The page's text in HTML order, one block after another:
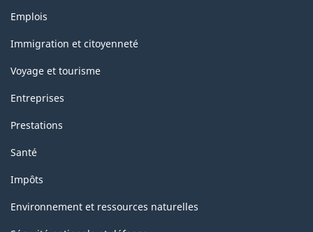
-
Structure
la
classification
Thèmes
sujets
Emplois
Immigration et citoyenneté
Voyage et tourisme
Entreprises
Prestations
Santé
Impôts
Environnement et ressources naturelles